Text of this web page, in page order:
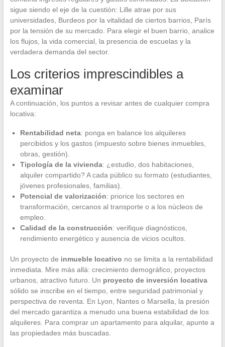
sigue siendo el eje de la cuestión: Lille atrae por sus
universidades, Burdeos por la vitalidad de ciertos barrios, París
por la tensión de su mercado. Para elegir el buen barrio, analice
los flujos, la vida comercial, la presencia de escuelas y la
verdadera demanda del sector.
Los criterios imprescindibles a
examinar
A continuación, los puntos a revisar antes de cualquier compra
locativa:
Rentabilidad neta: ponga en balance los alquileres
percibidos y los gastos (impuesto sobre bienes inmuebles,
obras, gestión).
Tipología de la vivienda: ¿estudio, dos habitaciones,
alquiler compartido? A cada público su formato (estudiantes,
jóvenes profesionales, familias).
Potencial de valorización: priorice los sectores en
transformación, cercanos al transporte o a los núcleos de
empleo.
Calidad de la construcción: verifique diagnósticos,
rendimiento energético y ausencia de vicios ocultos.
Un proyecto de inmueble locativo no se limita a la rentabilidad
inmediata. Mire más allá: crecimiento demográfico, proyectos
urbanos, atractivo futuro. Un proyecto de inversión locativa
sólido se inscribe en el tiempo, entre seguridad patrimonial y
perspectiva de reventa. En Lyon, Nantes o Marsella, la presión
del mercado garantiza a menudo una buena estabilidad de los
alquileres. Para comprar un apartamento para alquilar, apunte a
las propiedades más buscadas.